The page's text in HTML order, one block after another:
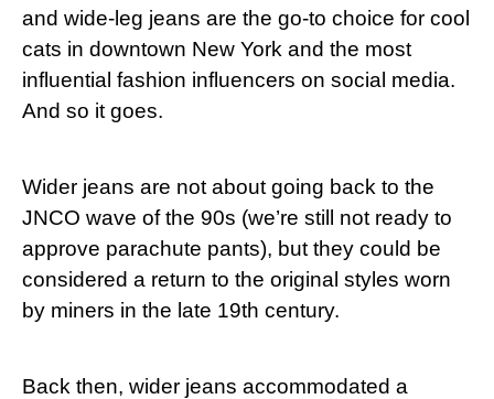
and wide-leg jeans are the go-to choice for cool
cats in downtown New York and the​ most
influential fashion ⁢influencers on social media.
‌And so it ⁢goes.
Wider jeans are not ⁤about going back ⁤to the
JNCO wave of the 90s (we’re still not ready to
approve parachute ⁤pants), but‌ they could be
considered ‌a return⁤ to the original styles⁤ worn
by miners in the late 19th century.
Back then, wider jeans accommodated a